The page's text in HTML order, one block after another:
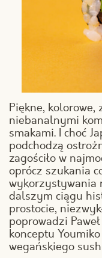
Piękne, kolorowe,
niebanalnymi
smakami. I choć
podchodzą
zagościło w
oprócz szukania
wykorzystywania
dalszym ciągu
prostocie,
poprowadzi
konceptu
wegańskiego